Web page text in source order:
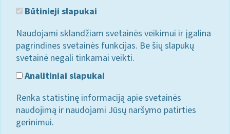
Būtinieji slapukai
Naudojami sklandžiam svetainės veikimui ir įgalina
pagrindines svetainės funkcijas. Be šių slapukų
svetainė negali tinkamai veikti.
Analitiniai slapukai
Renka statistinę informaciją apie svetainės
naudojimą ir naudojami Jūsų naršymo patirties
gerinimui.